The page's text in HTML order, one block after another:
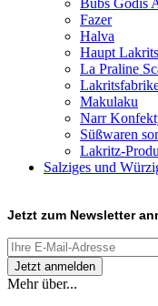
Bubs Godis
Fazer
Halva
Haupt Lakrits
La Praline
Makulaku
Narr
Süßwaren
Lakritz-
Salziges und
Jetzt zum Newsletter
Mehr über...